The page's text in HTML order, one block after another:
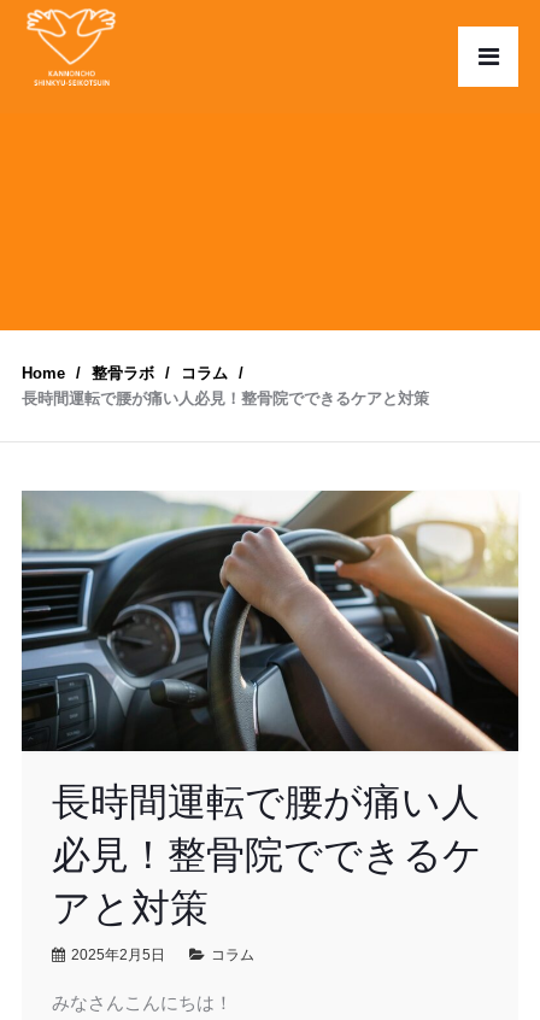
Home 整骨ラボ
コラム
長時間運転で腰が痛い人必見！整骨院でできるケアと対策
長時間運転で腰が痛い人
必見！整骨院でできるケ
アと対策
2025年2月5日 コラム
みなさんこんにちは！